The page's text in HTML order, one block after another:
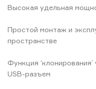
Высокая удельная
Простой монтаж и
пространстве
Функция ‘клонирования’
USB-разъем